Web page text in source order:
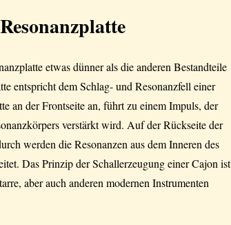
etwas dünner als die anderen Bestandteile
entspricht dem Schlag- und Resonanzfell einer
an der Frontseite an, führt zu einem Impuls, der
verstärkt wird. Auf der Rückseite der
werden die Resonanzen aus dem Inneren des
Das Prinzip der Schallerzeugung einer Cajon ist
aber auch anderen modernen Instrumenten